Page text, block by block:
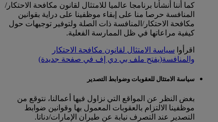
كما أننا أنشأنا برنامجا عالميا للامتثال لقانون مكافحة الاحتكار/
المنافسة حرصا منا على إبقاء موظفينا على دراية بقوانين
مكافحة الاحتكار/المنافسة ذات الصلة ولتوفير توجيهات حول
كيفية مراعاتها في ظل الممارسة الفعلية.
اقرأوا سياسة الامتثال لقانون مكافحة الاحتكار
والمنافسة(يفتح ملف بي دي إف في صفحة جديدة)
سياسة الامتثال للعقوبات وضوابط التصدير
بغض النظر عن المواقع التي نزاول فيها أعمالنا، نتوقع من
موظفينا الالتزام بالعقوبات المعمول بها وقوانين ضوابط
التصدير عند التصرف نيابة عن طيران الإمارات/دناتا.